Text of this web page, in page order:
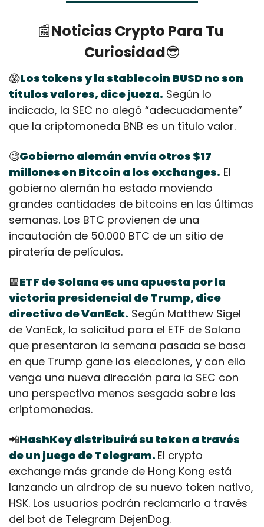
📰Noticias Crypto Para Tu
Curiosidad😎
😱Los tokens y la stablecoin BUSD no son
títulos valores, dice jueza. Según lo
indicado, la SEC no alegó “adecuadamente”
que la criptomoneda BNB es un título valor.
🧐Gobierno alemán envía otros $17
millones en Bitcoin a los exchanges. El
gobierno alemán ha estado moviendo
grandes cantidades de bitcoins en las últimas
semanas. Los BTC provienen de una
incautación de 50.000 BTC de un sitio de
piratería de películas.
🟪ETF de Solana es una apuesta por la
victoria presidencial de Trump, dice
directivo de VanEck. Según Matthew Sigel
de VanEck, la solicitud para el ETF de Solana
que presentaron la semana pasada se basa
en que Trump gane las elecciones, y con ello
venga una nueva dirección para la SEC con
una perspectiva menos sesgada sobre las
criptomonedas.
📲HashKey distribuirá su token a través
de un juego de Telegram. El crypto
exchange más grande de Hong Kong está
lanzando un airdrop de su nuevo token nativo,
HSK. Los usuarios podrán reclamarlo a través
del bot de Telegram DejenDog.